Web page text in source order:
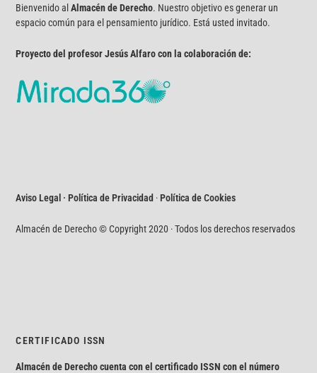
Bienvenido alAlmacén de Derecho. Nuestro objetivo es generar un
espacio común para el pensamiento jurídico. Está usted invitado.
Proyecto del profesor Jesús Alfaro con la colaboración de:
Aviso Legal · Política de Privacidad ·Política de Cookies
Almacén de Derecho © Copyright 2020 · Todos los derechos reservados
CERTIFICADO ISSN
Almacén de Derecho cuenta con el certificado ISSN con el número